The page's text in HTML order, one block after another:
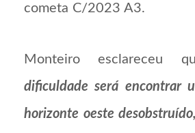
cometa C/2023 A3.
Monteiro esclareceu
dificuldade será encontrar
horizonte oeste